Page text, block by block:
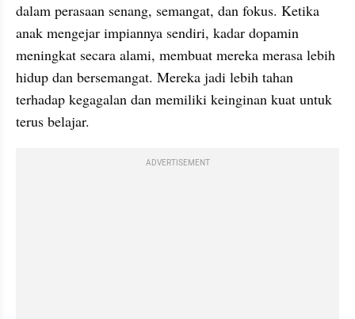
dalam perasaan senang, semangat, dan fokus. Ketika
anak mengejar impiannya sendiri, kadar dopamin
meningkat secara alami, membuat mereka merasa lebih
hidup dan bersemangat. Mereka jadi lebih tahan
terhadap kegagalan dan memiliki keinginan kuat untuk
terus belajar.
ADVERTISEMENT